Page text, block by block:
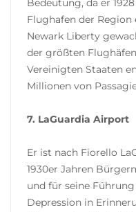
Bedeutung, da er
Flughafen der
Newark Liberty
der größten
Vereinigten Staaten
Millionen von
7. LaGuardia Airport
Er ist nach Fiorello
1930er Jahren
und für seine
Depression in